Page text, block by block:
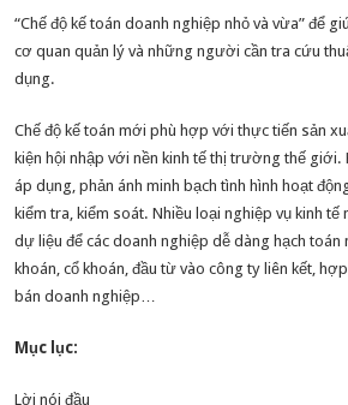
“Chế độ kế toán doanh nghiệp nhỏ và vừa” để
cơ quan quản lý và những người cần tra cứu
dụng.
Chế độ kế toán mới phù hợp với thực tiến sản
kiện hội nhập với nền kinh tế thị trường thế
áp dụng, phản ánh minh bạch tình hình hoạt
kiểm tra, kiểm soát. Nhiều loại nghiệp vụ kinh
dự liệu để các doanh nghiệp dễ dàng hạch
khoán, cổ khoán, đầu từ vào công ty liên kết,
bán doanh nghiệp…
Mục lục:
Lời nói đầu